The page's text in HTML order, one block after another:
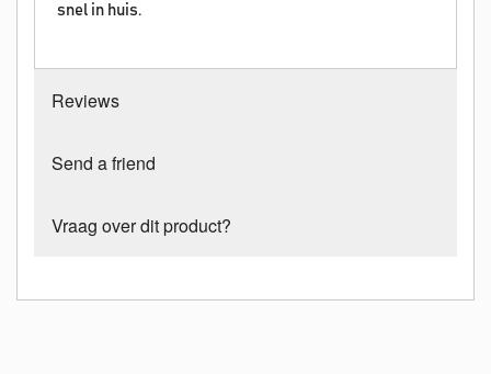
snel in huis.
Reviews
Send a friend
Vraag over dit product?